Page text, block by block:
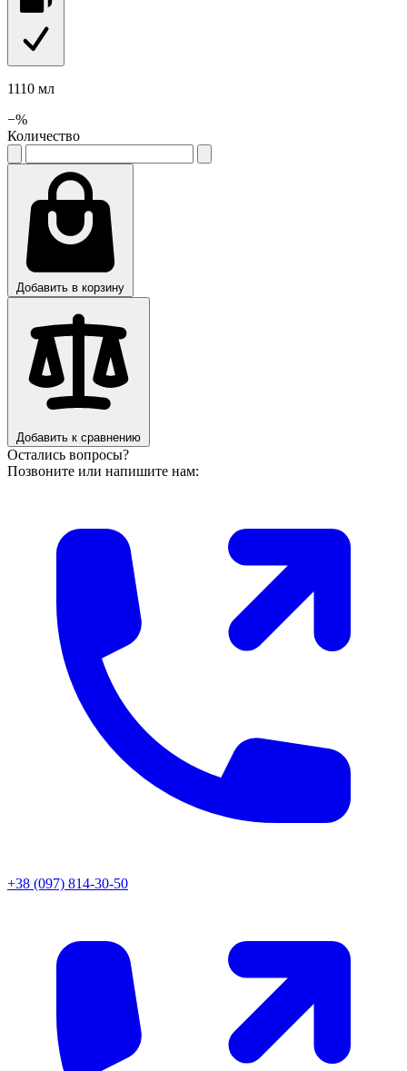
1110 мл
−%
Количество
Добавить в корзину
Добавить к сравнению
Остались вопросы?
Позвоните или напишите нам:
+38 (097) 814-30-50